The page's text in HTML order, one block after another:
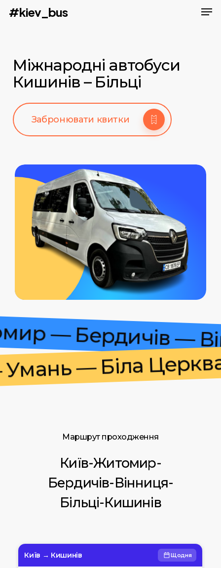
Skip#kiev_bus
Міжнародні автобуси
Кишинів – Більці
Забронювати квитки
— Бердичів
— Біла Церква
Маршрут проходження
Київ-Житомир-
Бердичів-Вінниця-
Більці-Кишинів
Київ → Кишинів Щодня